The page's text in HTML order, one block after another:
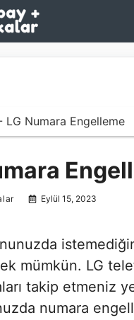
LG Numara Engelleme
Eylül 15, 2023
mümkün. LG
takip etmeniz
numara